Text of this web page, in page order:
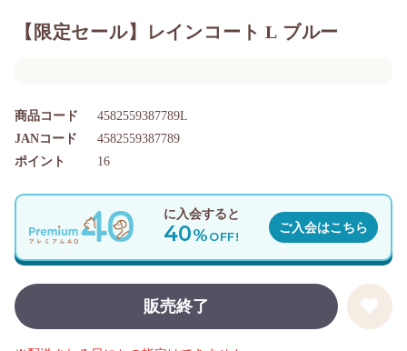
【限定セール】レインコート L ブルー
商品コード 4582559387789L
ポイント 16
JANコード 4582559387789
販売終了
に入会すると
40%OFF!
ご入会はこちら